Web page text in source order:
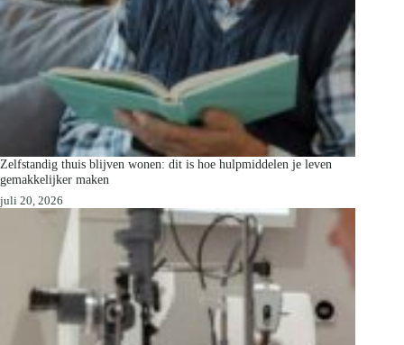
Zelfstandig thuis blijven wonen: dit is hoe hulpmiddelen je leven
gemakkelijker maken
juli 20, 2026